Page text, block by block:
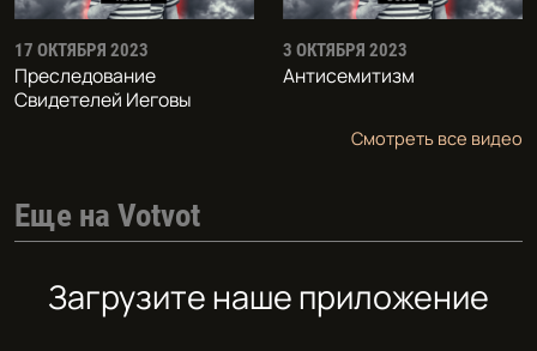
17 ОКТЯБРЯ 2023
Преследование
Свидетелей Иеговы
3 ОКТЯБРЯ 2023
Антисемитизм
Смотреть все видео
Еще на Votvot
Загрузите наше приложение